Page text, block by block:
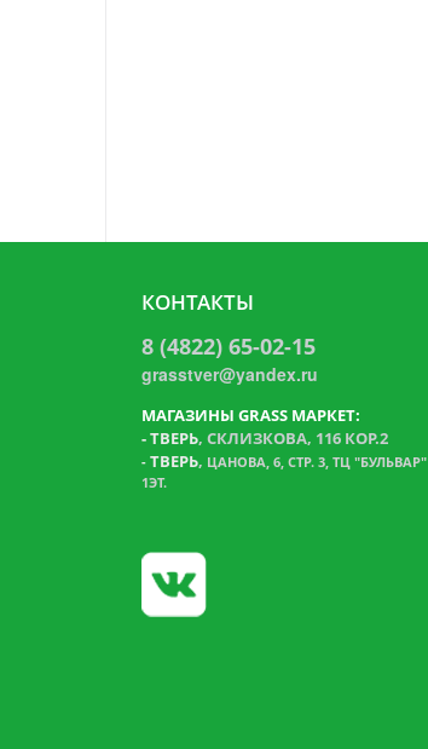
КОНТАКТЫ
8 (4822) 65-02-15
grasstver@yandex.ru
МАГАЗИНЫ GRASS МАРКЕТ:
-ТВЕРЬ, СКЛИЗКОВА, 116 КОР.2
- ТВЕРЬ, ЦАНОВА, 6, СТР. 3, ТЦ "БУЛЬВАР"
1ЭТ.